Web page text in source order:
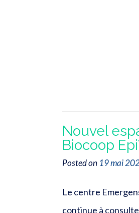
Nouvel
Biocoop
Posted on 19 mai
Le centre
continue à